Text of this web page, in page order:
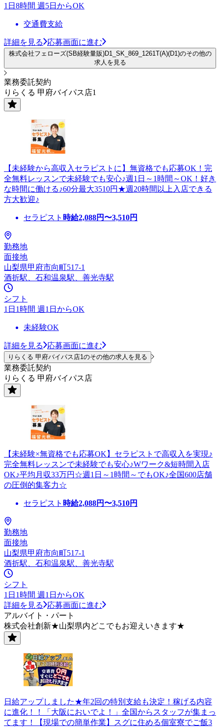
1日8時間 週5日からOK
交通費支給
詳細を見る 応募画面に進む
株式会社フェローズ(SB経験量販)D1_SK_869_1261T(A)(D1)のその他の
求人を見る
業務委託契約
りらくる 甲府バイパス店1
【未経験から高収入セラピストに】無資格でも応募OK！完
全無料レッスンで未経験でも安心♪週1日～1時間～OK！好き
な時間に働ける♪60分最大3510円★週20時間以上入店できる
方大歓迎♪
セラピスト 時給2,088円〜3,510円
勤務地
面接地
山梨県甲府市向町517-1
酒折駅、石和温泉駅、善光寺駅
シフト
1日1時間 週1日からOK
未経験OK
詳細を見る 応募画面に進む
りらくる 甲府バイパス店1のその他の求人を見る
業務委託契約
りらくる 甲府バイパス店
【未経験×無資格でも応募OK】セラピストで高収入を実現♪
完全無料レッスンで未経験でも安心♪Wワーク&短時間入店
OK♪平均月収33万円☆週1日～1時間～でもOK♪全国600店舗
の圧倒的集客力☆
セラピスト 時給2,088円〜3,510円
勤務地
面接地
山梨県甲府市向町517-1
酒折駅、石和温泉駅、善光寺駅
シフト
1日1時間 週1日からOK
詳細を見る
応募画面に進む
アルバイト・パート
株式会社創新★山梨県内どこでもお迎えいきます★
日給アップしました★年2回の特別支給も決定！稼げる内容
に進化！！「大阪においでよ！」全国からスタッフが集まっ
てます！【現場での簡単作業】スグに住める個室寮でご飯3